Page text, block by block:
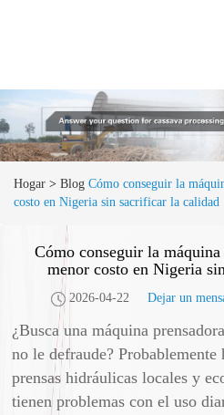
Hogar > Blog Cómo conseguir la
costo en Nigeria sin sacrificar la calidad
Cómo conseguir la
menor costo en Nigeria
2026-04-22 Dejar un
¿Busca una máquina
no le defraude?
prensas hidráulicas locales y
tienen problemas con el uso